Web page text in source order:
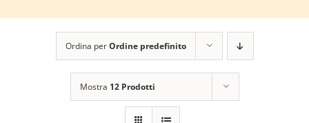
Ordina perOrdine predefinito
Mostra 12 Prodotti